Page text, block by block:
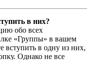
в них?
обо всех
«Группы» в вашем
вступить в одну из них,
Однако не все